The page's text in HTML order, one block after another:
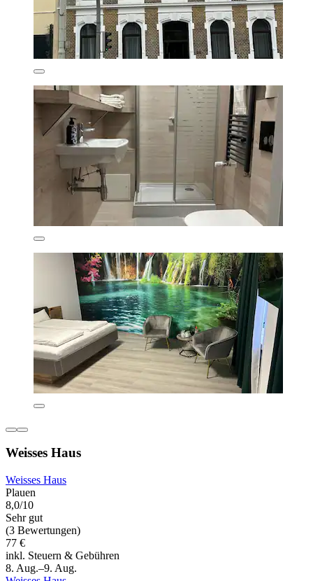
Weisses Haus
Weisses Haus
Plauen
8,0/10
Sehr gut
(3 Bewertungen)
77 €
inkl. Steuern & Gebühren
8. Aug.–9. Aug.